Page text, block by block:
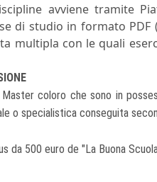
avviene tramite
di studio in formato
multipla con le quali
coloro che sono in
o specialistica conseguita
da 500 euro de "La Buona